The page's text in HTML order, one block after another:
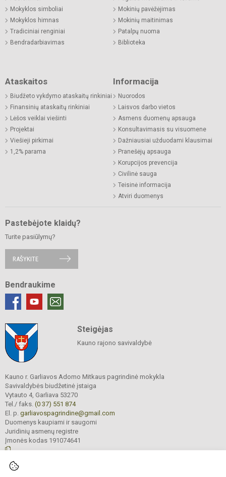
Mokyklos simboliai
Mokyklos himnas
Tradiciniai renginiai
Bendradarbiavimas
Mokinių pavėžėjimas
Mokinių maitinimas
Patalpų nuoma
Biblioteka
Ataskaitos
Biudžeto vykdymo ataskaitų rinkiniai
Finansinių ataskaitų rinkiniai
Lėšos veiklai viešinti
Projektai
Viešieji pirkimai
1,2% parama
Informacija
Nuorodos
Laisvos darbo vietos
Asmens duomenų apsauga
Konsultavimasis su visuomene
Dažniausiai užduodami klausimai
Pranešėjų apsauga
Korupcijos prevencija
Civilinė sauga
Teisinė informacija
Atviri duomenys
Pastebėjote klaidų?
Turite pasiūlymų?
RAŠYKITE
Bendraukime
Steigėjas
Kauno rajono savivaldybė
Kauno r. Garliavos Adomo Mitkaus pagrindinė mokykla
Savivaldybės biudžetinė įstaiga
Vytauto 4, Garliava 53270
Tel./ faks. (0 37) 551 874
El. p. garliavospagrindine@gmail.com
Duomenys kaupiami ir saugomi
Juridinių asmenų registre
Įmonės kodas 191074641